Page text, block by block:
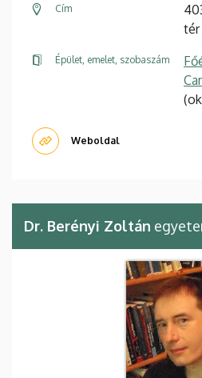
Cím
tér
Épület, emelet, szobaszám
Weboldal
Dr. Berényi Zoltán